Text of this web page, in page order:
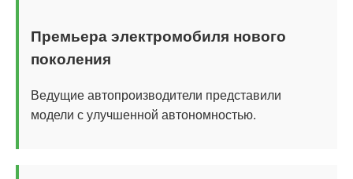
Премьера электромобиля нового
поколения
Ведущие автопроизводители представили
модели с улучшенной автономностью.